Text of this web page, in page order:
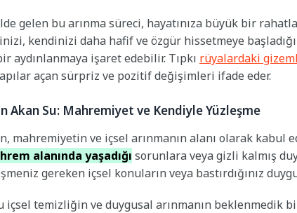
gelen bu arınma süreci, hayatınıza büyük bir
kendinizi daha hafif ve özgür hissetmeye
aydınlanmaya işaret edebilir. Tıpkı rüyalardaki
açan sürpriz ve pozitif değişimleri ifade eder.
Akan Su: Mahremiyet ve Kendiyle Yüzleşme
mahremiyetin ve içsel arınmanın alanı olarak kabul
alanında yaşadığı sorunlara veya gizli kalmış
gereken içsel konuların veya bastırdığınız
içsel temizliğin ve duygusal arınmanın beklenmedik